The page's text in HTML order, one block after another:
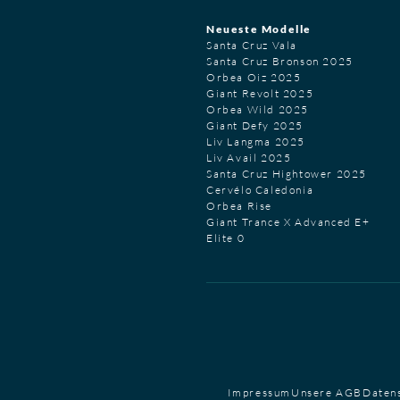
Neueste Modelle
Santa Cruz Vala
Santa Cruz Bronson 2025
Orbea Oiz 2025
Giant Revolt 2025
Orbea Wild 2025
Giant Defy 2025
Liv Langma 2025
Liv Avail 2025
Santa Cruz Hightower 2025
Cervélo Caledonia
Orbea Rise
Giant Trance X Advanced E+
Elite 0
Impressum Unsere AGB